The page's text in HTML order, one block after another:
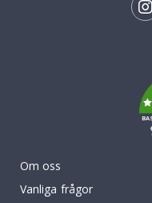
Om oss
Vanliga frågor